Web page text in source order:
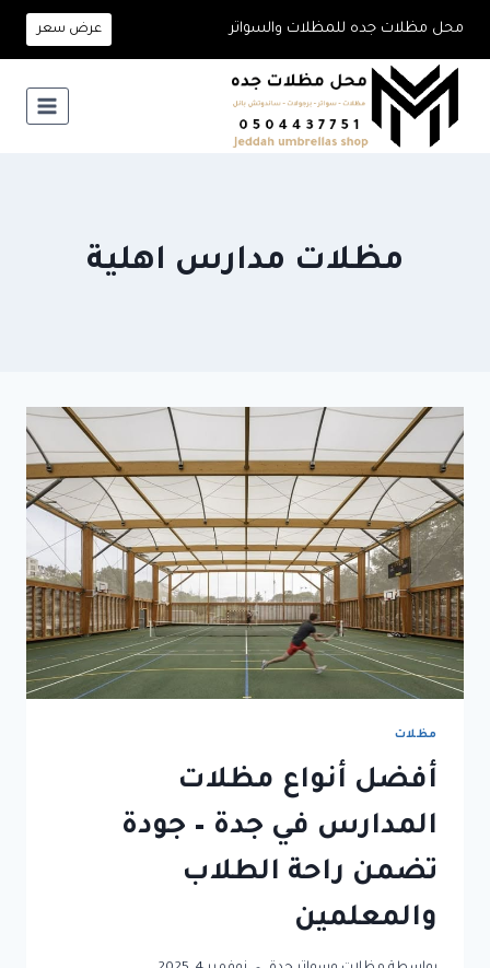
المحتوى
محل مظلات جده للمظلات والسواتر عرض سعر
مظلات مدارس اهلية
مظلات
أفضل أنواع مظلات
المدارس في جدة – جودة
تضمن راحة الطلاب
والمعلمين